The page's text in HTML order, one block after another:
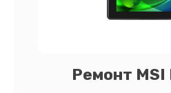
Ремонт MSI